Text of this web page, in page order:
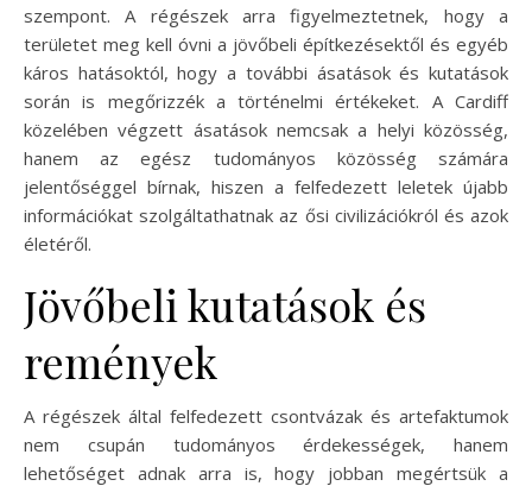
szempont. A régészek arra figyelmeztetnek, hogy a
területet meg kell óvni a jövőbeli építkezésektől és egyéb
káros hatásoktól, hogy a további ásatások és kutatások
során is megőrizzék a történelmi értékeket. A Cardiff
közelében végzett ásatások nemcsak a helyi közösség,
hanem az egész tudományos közösség számára
jelentőséggel bírnak, hiszen a felfedezett leletek újabb
információkat szolgáltathatnak az ősi civilizációkról és azok
életéről.
Jövőbeli kutatások és
remények
A régészek által felfedezett csontvázak és artefaktumok
nem csupán tudományos érdekességek, hanem
lehetőséget adnak arra is, hogy jobban megértsük a